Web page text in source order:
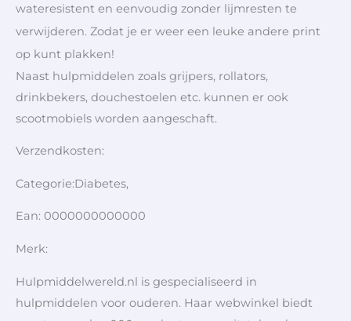
wateresistent en eenvoudig zonder lijmresten te
verwijderen. Zodat je er weer een leuke andere print
op kunt plakken!
Naast hulpmiddelen zoals grijpers, rollators,
drinkbekers, douchestoelen etc. kunnen er ook
scootmobiels worden aangeschaft.
Verzendkosten:
Categorie:Diabetes,
Ean: 0000000000000
Merk:
Hulpmiddelwereld.nl is gespecialiseerd in
hulpmiddelen voor ouderen. Haar webwinkel biedt